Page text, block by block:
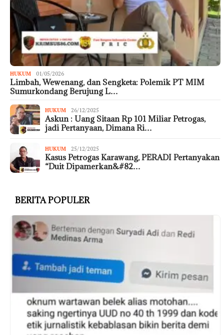
HUKUM 01/05/2026
Limbah, Wewenang, dan Sengketa: Polemik PT MIM
Sumurkondang Berujung L…
HUKUM 26/12/2025
Askun : Uang Sitaan Rp 101 Miliar Petrogas,
jadi Pertanyaan, Dimana Ri…
HUKUM 25/12/2025
Kasus Petrogas Karawang, PERADI Pertanyakan
“Duit Dipamerkan&#82…
BERITA POPULER